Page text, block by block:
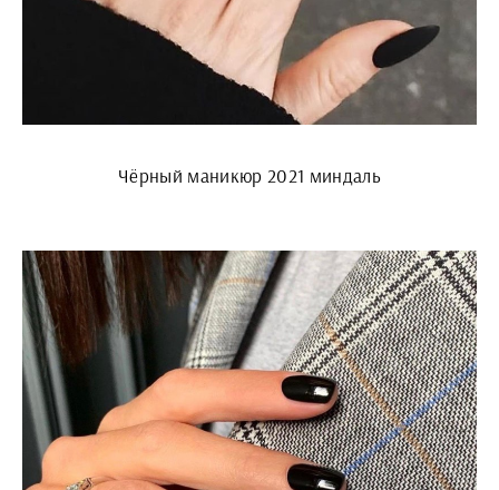
Чёрный маникюр 2021 миндаль